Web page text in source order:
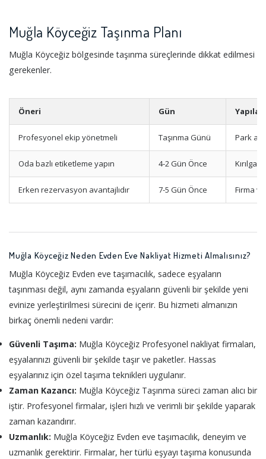
Muğla Köyceğiz Taşınma Planı
Muğla Köyceğiz bölgesinde taşınma süreçlerinde dikkat edilmesi
gerekenler.
Öneri Gün
Profesyonel ekip yönetmeli Taşınma Günü Park
Oda bazlı etiketleme yapın 4-2 Gün Önce
Erken rezervasyon avantajlıdır 7-5 Gün Önce Firma
Muğla Köyceğiz Neden Evden Eve Nakliyat Hizmeti Almalısınız?
Muğla Köyceğiz Evden eve taşımacılık, sadece eşyaların
taşınması değil, aynı zamanda eşyaların güvenli bir şekilde yeni
evinize yerleştirilmesi sürecini de içerir. Bu hizmeti almanızın
birkaç önemli nedeni vardır:
Güvenli Taşıma: Muğla Köyceğiz Profesyonel nakliyat firmaları,
eşyalarınızı güvenli bir şekilde taşır ve paketler. Hassas
eşyalarınız için özel taşıma teknikleri uygulanır.
Zaman Kazancı: Muğla Köyceğiz Taşınma süreci zaman alıcı bir
iştir. Profesyonel firmalar, işleri hızlı ve verimli bir şekilde yaparak
zaman kazandırır.
Uzmanlık: Muğla Köyceğiz Evden eve taşımacılık, deneyim ve
uzmanlık gerektirir. Firmalar, her türlü eşyayı taşıma konusunda